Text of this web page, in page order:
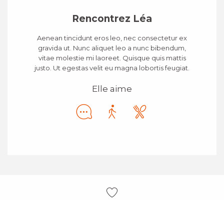
Rencontrez Léa
Aenean tincidunt eros leo, nec consectetur ex
gravida ut. Nunc aliquet leo a nunc bibendum,
vitae molestie mi laoreet. Quisque quis mattis
justo. Ut egestas velit eu magna lobortis feugiat.
Elle aime